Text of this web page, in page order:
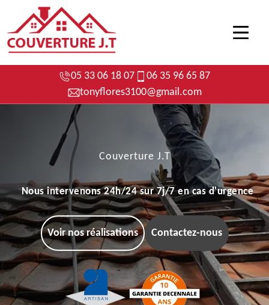
05 33 06 18 07
06 35 96 65 87
tonyflores3100@gmail.com
Couverture J.T
Nous intervenons 24h/24 sur 7j/7 en cas d'urgence
Voir nos réalisations Contactez-nous